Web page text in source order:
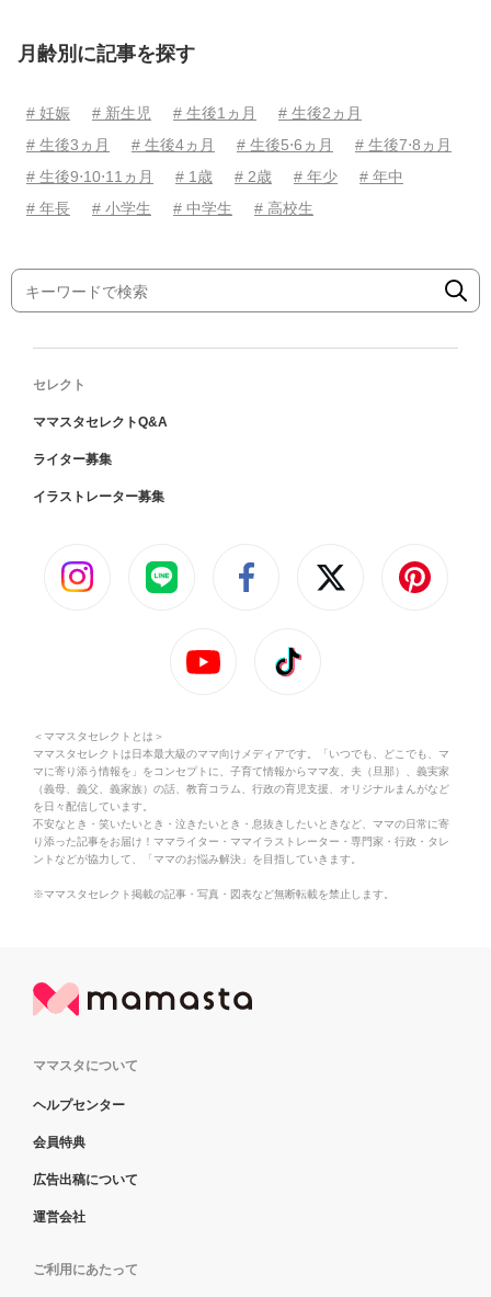
月齢別に記事を探す
# 妊娠 # 新生児 # 生後1ヵ月
# 生後2ヵ月
# 生後3ヵ月
# 生後4ヵ月 # 生後5⋅6ヵ月
# 生後7⋅8ヵ月
# 生後9⋅10⋅11ヵ月
# 1歳 # 2歳 # 年少
# 年中
# 年長
# 小学生 # 中学生 # 高校生
セレクト
ママスタセレクトQ&A
ライター募集
イラストレーター募集
＜ママスタセレクトとは＞
ママスタセレクトは日本最大級のママ向けメディアです。「いつでも、どこでも、マ
マに寄り添う情報を」をコンセプトに、子育て情報からママ友、夫（旦那）、義実家
（義母、義父、義家族）の話、教育コラム、行政の育児支援、オリジナルまんがなど
を日々配信しています。
不安なとき・笑いたいとき・泣きたいとき・息抜きしたいときなど、ママの日常に寄
り添った記事をお届け！ママライター・ママイラストレーター・専門家・行政・タレ
ントなどが協力して、「ママのお悩み解決」を目指していきます。
※ママスタセレクト掲載の記事・写真・図表など無断転載を禁止します。
ママスタについて
ヘルプセンター
会員特典
広告出稿について
運営会社
ご利用にあたって